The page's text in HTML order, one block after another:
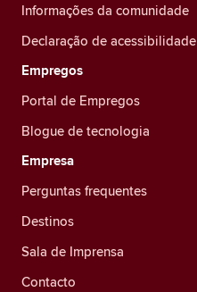
Informações da comunidade
Declaração de acessibilidade
Empregos
Portal de Empregos
Blogue de tecnologia
Empresa
Perguntas frequentes
Destinos
Sala de Imprensa
Contacto